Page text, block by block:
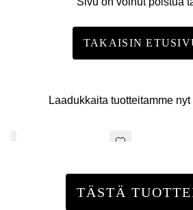
TAKAISIN
Laadukkaita tuotteitamme
TÄSTÄ